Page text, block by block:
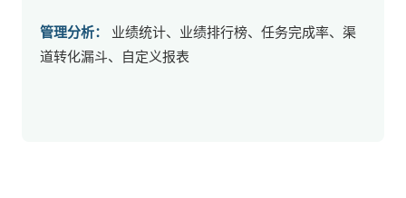
管理分析：
业绩统计、业绩排行榜、任务完成率、渠
道转化漏斗、自定义报表